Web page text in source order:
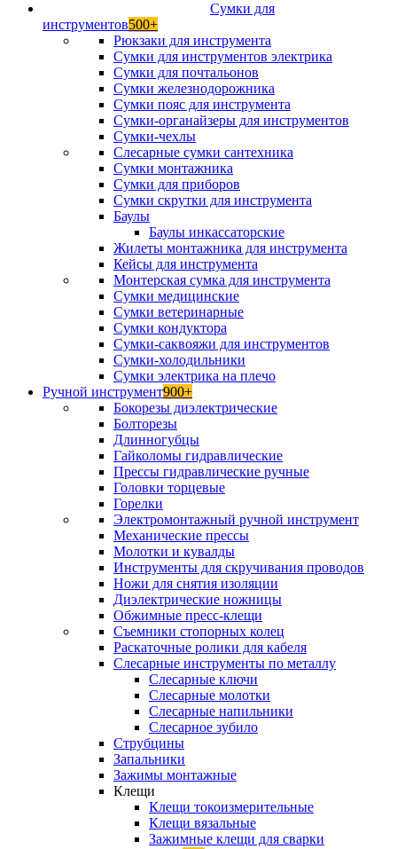
Сумки для
инструментов500+
Рюкзаки для инструмента
Сумки для инструментов электрика
Сумки для почтальонов
Сумки железнодорожника
Сумки пояс для инструмента
Сумки-органайзеры для инструментов
Сумки-чехлы
Слесарные сумки сантехника
Сумки монтажника
Сумки для приборов
Сумки скрутки для инструмента
Баулы
Баулы инкассаторские
Жилеты монтажника для инструмента
Кейсы для инструмента
Монтерская сумка для инструмента
Сумки медицинские
Сумки ветеринарные
Сумки кондуктора
Сумки-саквояжи для инструментов
Сумки-холодильники
Сумки электрика на плечо
Ручной инструмент900+
Бокорезы диэлектрические
Болторезы
Длинногубцы
Гайколомы гидравлические
Прессы гидравлические ручные
Головки торцевые
Горелки
Электромонтажный ручной инструмент
Механические прессы
Молотки и кувалды
Инструменты для скручивания проводов
Ножи для снятия изоляции
Диэлектрические ножницы
Обжимные пресс-клещи
Съемники стопорных колец
Раскаточные ролики для кабеля
Слесарные инструменты по металлу
Слесарные ключи
Слесарные молотки
Слесарные напильники
Слесарное зубило
Струбцины
Запальники
Зажимы монтажные
Клещи
Клещи токоизмерительные
Клещи вязальные
Зажимные клещи для сварки